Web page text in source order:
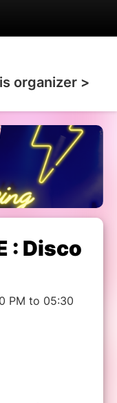
organizer >
: Disco
PM to 05:30